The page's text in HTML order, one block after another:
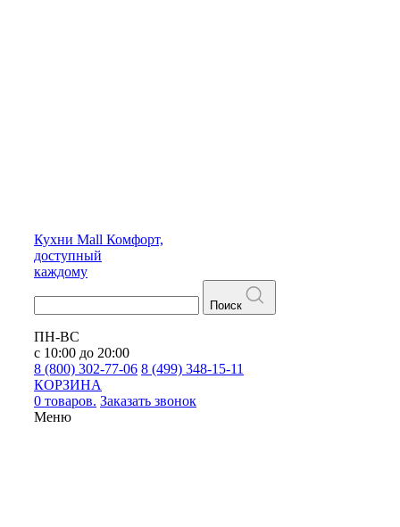
Кухни Mall Комфорт,
доступный
каждому
Поиск
ПН-ВС
с 10:00 до 20:00
8 (800) 302-77-06 8 (499) 348-15-11
КОРЗИНА
0 товаров. Заказать звонок
Меню